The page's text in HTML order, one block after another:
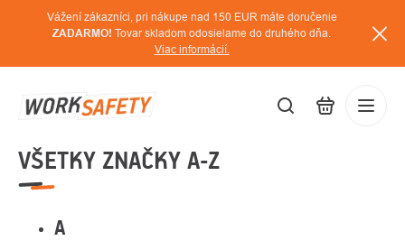
Vážení zákazníci, pri nákupe nad 150 EUR máte doručenie
ZADARMO! Tovar skladom odosielame do druhého dňa.
Viac informácií.
VŠETKY ZNAČKY A-Z
A